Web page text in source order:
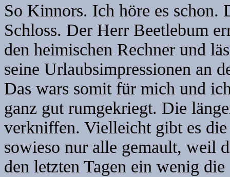
So Kinnors. Ich höre es schon.
Schloss. Der Herr Beetlebum
den heimischen Rechner und
seine Urlaubsimpressionen an
Das wars somit für mich und
ganz gut rumgekriegt. Die
verkniffen. Vielleicht gibt es
sowieso nur alle gemault, weil
den letzten Tagen ein wenig